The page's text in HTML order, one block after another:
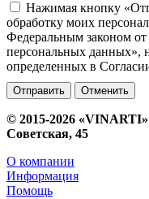
Нажимая кнопку
обработку моих
Федеральным законом
персональных данных»,
определенных в
Отменить
© 2015-2026
Советская, 45
О компании
Информация
Помощь